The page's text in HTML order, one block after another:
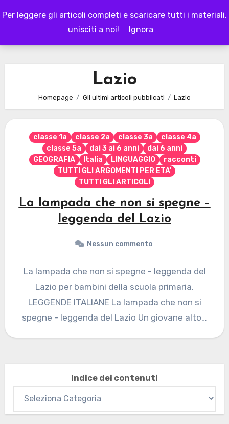
Per leggere gli articoli completi e scaricare tutti i materiali,
unisciti a noi! Ignora
to
LAPAPPADOLCE
Lazio
Homepage Gli ultimi articoli pubblicati Lazio
classe 1a classe 2a classe 3a
classe 4a
classe 5a
dai 3 ai 6 anni
dai 6 anni
GEOGRAFIA
Italia LINGUAGGIO
racconti
TUTTI GLI ARGOMENTI PER ETA'
TUTTI GLI ARTICOLI
La lampada che non si spegne –
leggenda del Lazio
Nessun commento
La lampada che non si spegne - leggenda del
Lazio per bambini della scuola primaria.
LEGGENDE ITALIANE La lampada che non si
spegne - leggenda del Lazio Un giovane alto…
Indice dei contenuti